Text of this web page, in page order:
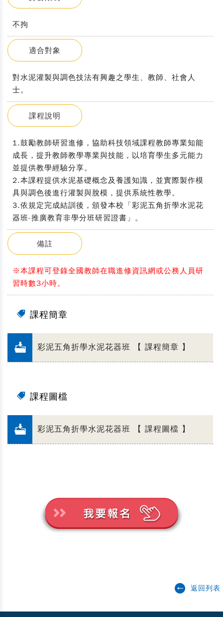
不拘
適合對象
對水泥灌製與調色技法有興趣之學生、教師、社會人
士。
課程說明
1.鼓勵教師研習進修，協助科技領域課程教師專業知能
成長，提升教師教學專業與技能，以培育學生多元能力
並提供教學經驗分享。
2.本課程提供水泥基礎概念及養護知識，並實際製作模
具與調色後進行灌製與脫模，提供系統性教學。
3.依規定完成結訓後，頒發本校「彩泥五角折學水泥花
器班-推廣教育非學分班研習證書」。
備註
※本課程可登錄全國教師在職進修資訊網或公務人員研
習時數3小時。
課程簡章
彩泥五角折學水泥花器班 【 課程簡章 】
課程圖檔
彩泥五角折學水泥花器班 【 課程圖檔 】
返回列表